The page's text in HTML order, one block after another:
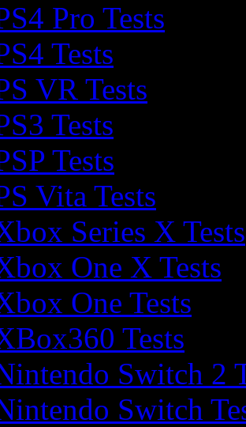
Pro Tests
Tests
VR Tests
Tests
Tests
Vita Tests
Series X Tests
One X Tests
One Tests
Tests
Switch 2
Switch